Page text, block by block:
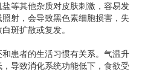
等其他杂质对皮肤刺激，容易发
射，会导致黑色素细胞损害，失
斑扩散或复发。
患者的生活习惯有关系。气温升
导致消化系统功能低下，食欲受